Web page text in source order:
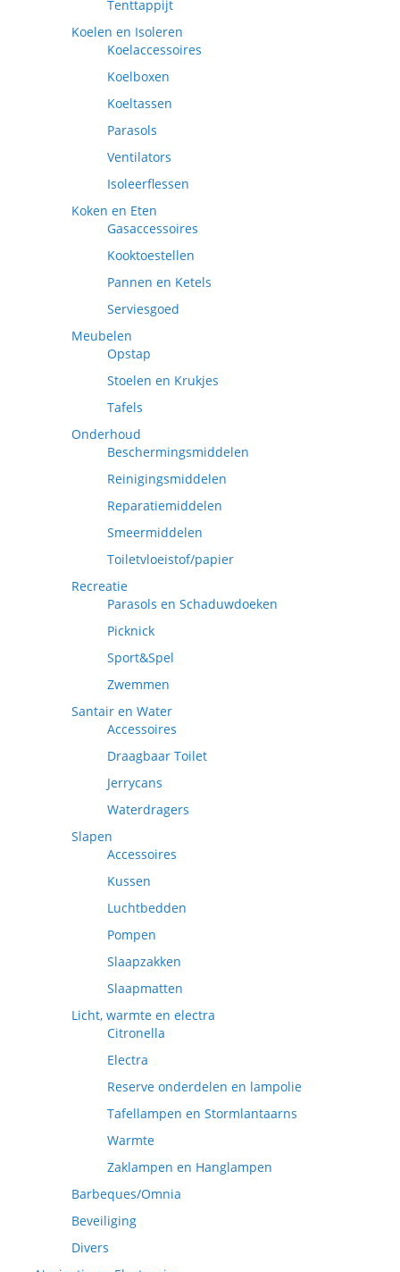
Tenttappijt
Koelen en Isoleren
Koelaccessoires
Koelboxen
Koeltassen
Parasols
Ventilators
Isoleerflessen
Koken en Eten
Gasaccessoires
Kooktoestellen
Pannen en Ketels
Serviesgoed
Meubelen
Opstap
Stoelen en Krukjes
Tafels
Onderhoud
Beschermingsmiddelen
Reinigingsmiddelen
Reparatiemiddelen
Smeermiddelen
Toiletvloeistof/papier
Recreatie
Parasols en Schaduwdoeken
Picknick
Sport&Spel
Zwemmen
Santair en Water
Accessoires
Draagbaar Toilet
Jerrycans
Waterdragers
Slapen
Accessoires
Kussen
Luchtbedden
Pompen
Slaapzakken
Slaapmatten
Licht, warmte en electra
Citronella
Electra
Reserve onderdelen en lampolie
Tafellampen en Stormlantaarns
Warmte
Zaklampen en Hanglampen
Barbeques/Omnia
Beveiliging
Divers